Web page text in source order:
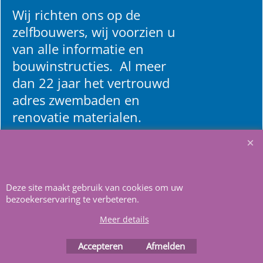
Wij richten ons op de
zelfbouwers, wij voorzien u
van alle informatie en
bouwinstructies. Al meer
dan 22 jaar het vertrouwd
adres zwembaden en
renovatie materialen.
Webwinkel gemaakt met
ShopFactory webwinkel
Deze site maakt gebruik van cookies om uw
bezoekerservaring te verbeteren.
Meer details
Accepteren Afmelden